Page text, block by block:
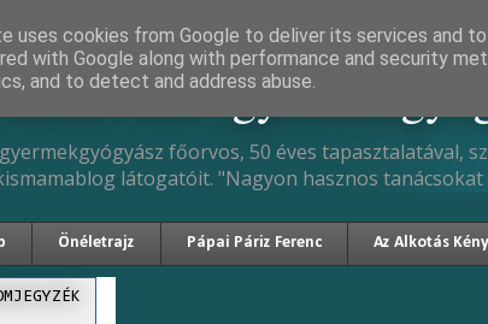
Béla Ph.D.
főorvos, 50 éves tapasztalatával,
látogatóit. "Nagyon hasznos
Önéletrajz Pápai Páriz Ferenc Az Alkotás
uses cookies from Google to deliver its services and
with Google along with performance and security
and to detect and address abuse.